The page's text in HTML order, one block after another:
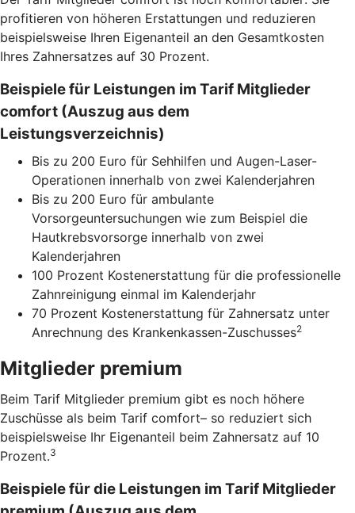
profitieren von höheren Erstattungen und reduzieren
beispielsweise Ihren Eigenanteil an den Gesamtkosten
Ihres Zahnersatzes auf 30 Prozent.
Beispiele für Leistungen im Tarif Mitglieder
comfort (Auszug aus dem
Leistungsverzeichnis)
Bis zu 200 Euro für Sehhilfen und Augen-Laser-
Operationen innerhalb von zwei Kalenderjahren
Bis zu 200 Euro für ambulante
Vorsorgeuntersuchungen wie zum Beispiel die
Hautkrebsvorsorge innerhalb von zwei
Kalenderjahren
100 Prozent Kostenerstattung für die professionelle
Zahnreinigung einmal im Kalenderjahr
70 Prozent Kostenerstattung für Zahnersatz unter
Anrechnung des Krankenkassen-Zuschusses2
Mitglieder premium
Beim Tarif Mitglieder premium gibt es noch höhere
Zuschüsse als beim Tarif comfort– so reduziert sich
beispielsweise Ihr Eigenanteil beim Zahnersatz auf 10
Prozent.3
Beispiele für die Leistungen im Tarif Mitglieder